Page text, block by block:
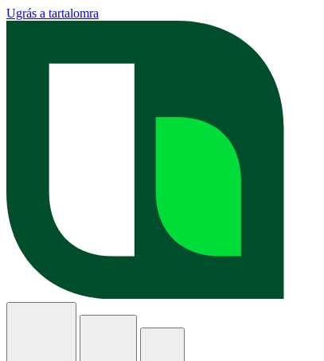
Ugrás a tartalomra